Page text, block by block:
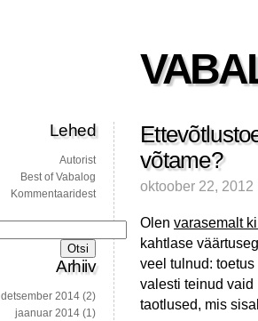
võtame?
oktoober 22, 2012
Olen varasemalt
kahtlase
veel tulnud:
valesti teinud
taotlused, mis
Lehed
Autorist
Best of Vabalog
Kommentaaridest
Arhiiv
detsember 2014 (2)
jaanuar 2014 (1)